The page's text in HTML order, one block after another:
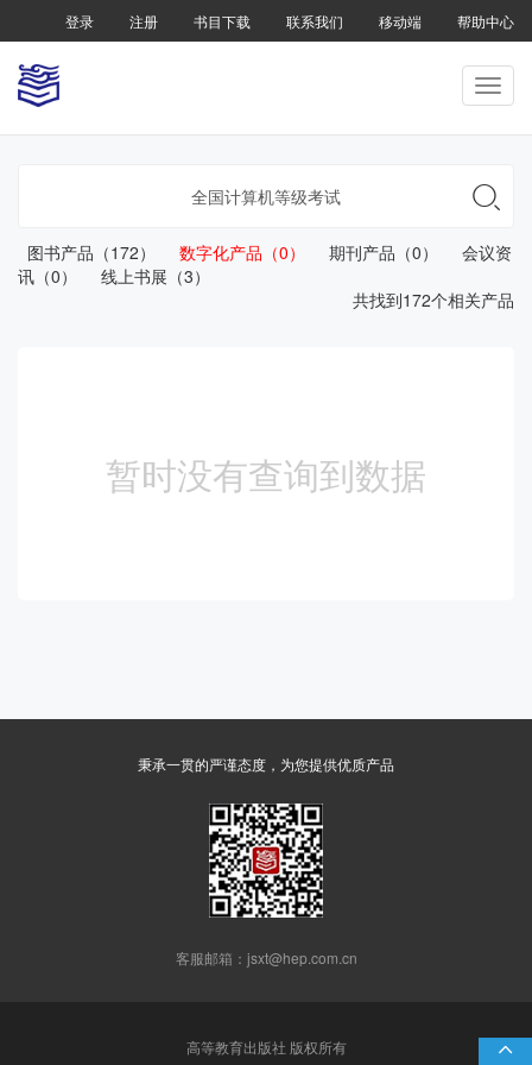
登录 注册 书目下载 联系我们 移动端 帮助中心


图书产品（172） 数字化产品（0） 期刊产品（0）
会议资
讯（0）
线上书展（3）
共找到172个相关产品
暂时没有查询到数据
秉承一贯的严谨态度，为您提供优质产品
客服邮箱：jsxt@hep.com.cn
高等教育出版社 版权所有